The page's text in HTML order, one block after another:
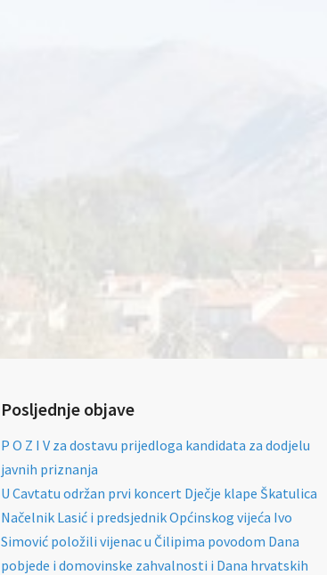
Posljednje objave
P O Z I V za dostavu prijedloga kandidata za dodjelu
javnih priznanja
U Cavtatu održan prvi koncert Dječje klape Škatulica
Načelnik Lasić i predsjednik Općinskog vijeća Ivo
Simović položili vijenac u Čilipima povodom Dana
pobjede i domovinske zahvalnosti i Dana hrvatskih